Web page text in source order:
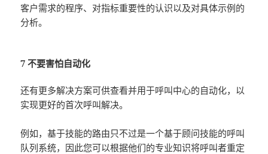
客户需求的程序、对指标重要性的认识以及对具体示例的
分析。
7 不要害怕自动化
还有更多解决方案可供查看并用于呼叫中心的自动化，以
实现更好的首次呼叫解决。
例如，基于技能的路由只不过是一个基于顾问技能的呼叫
队列系统，因此您可以根据他们的专业知识将呼叫者重定